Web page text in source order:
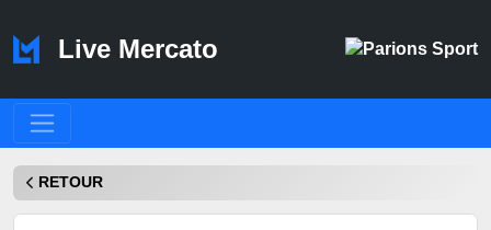
Live Mercato
RETOUR